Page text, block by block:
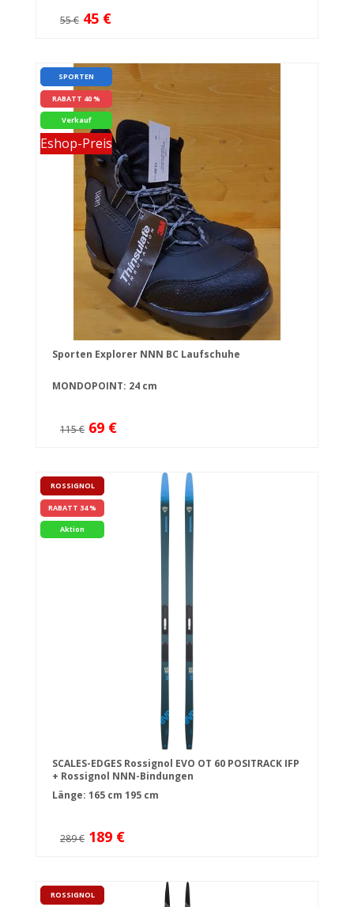
55 € 45 €
SPORTEN
RABATT 40 %
Verkauf
Eshop-Preis
Sporten Explorer NNN BC Laufschuhe
MONDOPOINT: 24 cm
115 € 69 €
ROSSIGNOL
RABATT 34 %
Aktion
SCALES-EDGES Rossignol EVO OT 60 POSITRACK IFP
+ Rossignol NNN-Bindungen
Länge: 165 cm 195 cm
289 € 189 €
ROSSIGNOL